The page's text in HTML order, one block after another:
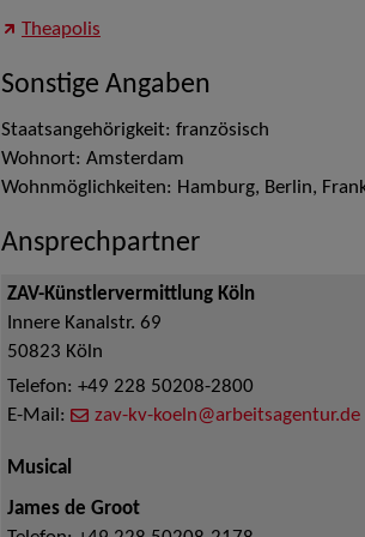
Theapolis
Sonstige Angaben
Staatsangehörigkeit: französisch
Wohnort: Amsterdam
Wohnmöglichkeiten: Hamburg, Berlin,
Ansprechpartner
ZAV-Künstlervermittlung Köln
Innere Kanalstr. 69
50823 Köln
Telefon: +49 228 50208-2800
E-Mail:
zav-kv-koeln@arbeitsagentur.de
Musical
James de Groot